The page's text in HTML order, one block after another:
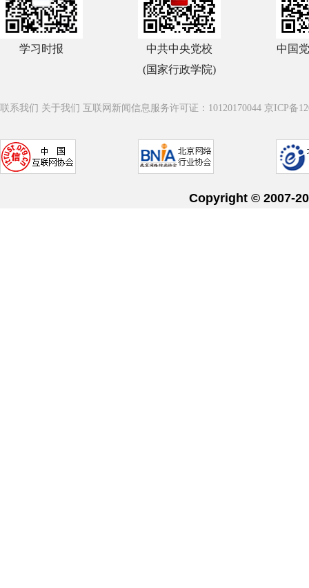
学习时报
中共中央党校
(国家行政学院)
中国
联系我们 关于我们 互联网新闻信息服务许可证：10120170044 京ICP备
Copyright © 2007-